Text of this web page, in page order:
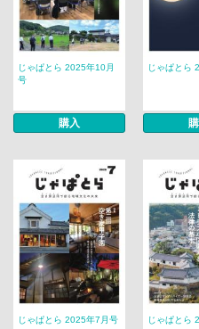
じゃぱとら 2025年10月
号
購入
じゃぱとら
じゃぱとら 2025年7月号 じゃぱとら